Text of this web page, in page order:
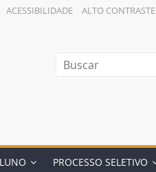
ACESSIBILIDADE ALTO CONTRASTE
PROCESSO SELETIVO